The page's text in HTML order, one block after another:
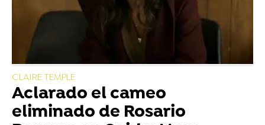
CLAIRE TEMPLE
Aclarado el cameo
eliminado de Rosario